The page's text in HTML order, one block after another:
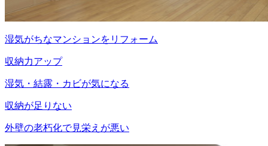
湿気がちなマンションをリフォーム
収納力アップ
湿気・結露・カビが気になる
収納が足りない
外壁の老朽化で見栄えが悪い